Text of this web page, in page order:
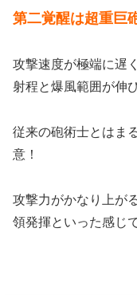
第二覚醒は超重巨
攻撃速度が極端に遅
射程と爆風範囲が伸
従来の砲術士とはま
意！
攻撃力がかなり上が
領発揮といった感じ